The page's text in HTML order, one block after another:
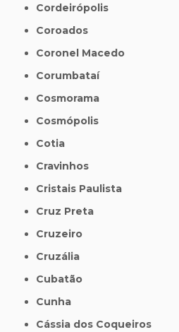
Cordeirópolis
Coroados
Coronel Macedo
Corumbataí
Cosmorama
Cosmópolis
Cotia
Cravinhos
Cristais Paulista
Cruz Preta
Cruzeiro
Cruzália
Cubatão
Cunha
Cássia dos Coqueiros